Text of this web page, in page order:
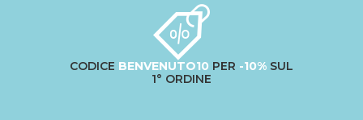
CODICE BENVENUTO10 PER -10% SUL
1° ORDINE